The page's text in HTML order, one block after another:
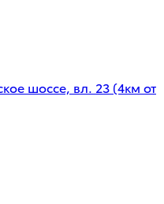
шоссе, вл. 23 (4км от